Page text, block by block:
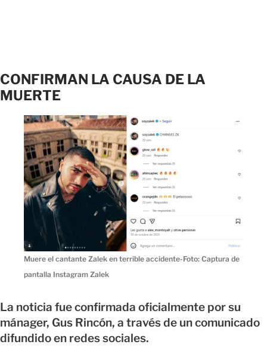
CONFIRMAN LA CAUSA DE LA
MUERTE
Muere el cantante Zalek en terrible accidente-Foto: Captura de
pantalla Instagram Zalek
La noticia fue confirmada oficialmente por su
mánager, Gus Rincón, a través de un comunicado
difundido en redes sociales.